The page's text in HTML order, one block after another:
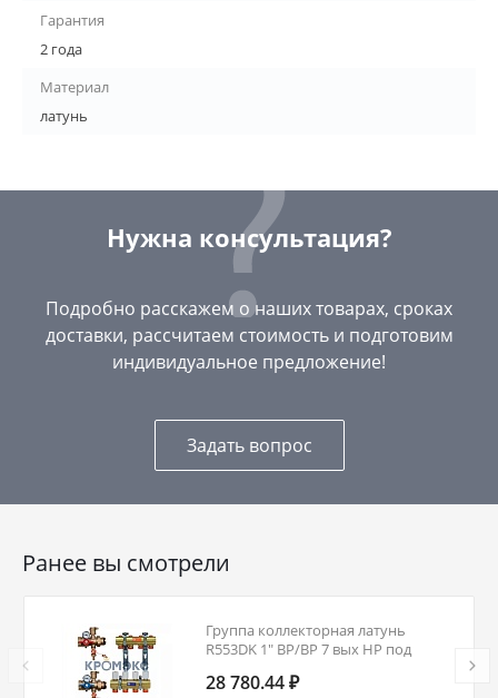
Гарантия
2 года
Материал
латунь
Нужна консультация?
Подробно расскажем о наших товарах, сроках
доставки, рассчитаем стоимость и подготовим
индивидуальное предложение!
Задать вопрос
Ранее вы смотрели
Группа коллекторная латунь
R553DK 1" ВР/ВР 7 вых НР под
термостатическими клапанами
28 780.44 ₽